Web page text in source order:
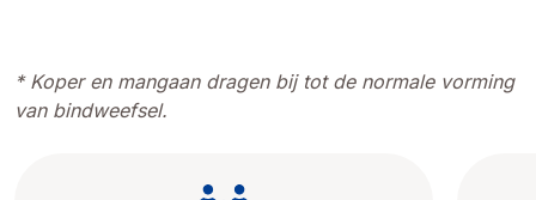
* Koper en mangaan dragen bij tot de normale vorming
van bindweefsel.